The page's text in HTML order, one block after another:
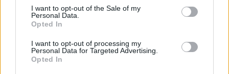
I want to opt-out of the Sale of my
Personal Data.
Opted In
I want to opt-out of processing my
Personal Data for Targeted Advertising.
Opted In
Jak kupować buty
Przeczytaj komentowany artykuł: Jak kupować
butyUwielbiam buty, buciki, sandałki i wszelkie możliwe
pantofle. Nie ma nic lepszego niż ładny bucik leżący na
stopie. Szkoda tylko że tak drogie są te na...